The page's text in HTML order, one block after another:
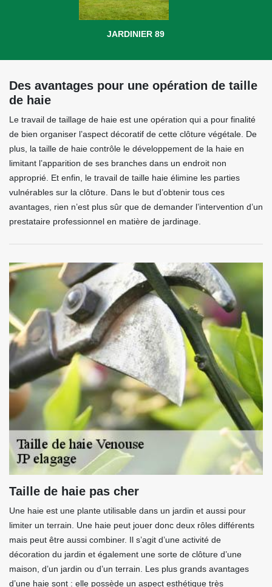
JARDINIER 89
Des avantages pour une opération de taille
de haie
Le travail de taillage de haie est une opération qui a pour finalité
de bien organiser l’aspect décoratif de cette clôture végétale. De
plus, la taille de haie contrôle le développement de la haie en
limitant l’apparition de ses branches dans un endroit non
approprié. Et enfin, le travail de taille haie élimine les parties
vulnérables sur la clôture. Dans le but d’obtenir tous ces
avantages, rien n’est plus sûr que de demander l’intervention d’un
prestataire professionnel en matière de jardinage.
Taille de haie pas cher
Une haie est une plante utilisable dans un jardin et aussi pour
limiter un terrain. Une haie peut jouer donc deux rôles différents
mais peut être aussi combiner. Il s’agit d’une activité de
décoration du jardin et également une sorte de clôture d’une
maison, d’un jardin ou d’un terrain. Les plus grands avantages
d’une haie sont : elle possède un aspect esthétique très